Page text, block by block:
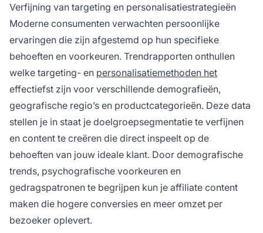
Verfijning van targeting en personalisatiestrategieën
Moderne consumenten verwachten persoonlijke
ervaringen die zijn afgestemd op hun specifieke
behoeften en voorkeuren. Trendrapporten onthullen
welke targeting- en personalisatiemethoden het
effectiefst zijn voor verschillende demografieën,
geografische regio’s en productcategorieën. Deze data
stellen je in staat je doelgroepsegmentatie te verfijnen
en content te creëren die direct inspeelt op de
behoeften van jouw ideale klant. Door demografische
trends, psychografische voorkeuren en
gedragspatronen te begrijpen kun je affiliate content
maken die hogere conversies en meer omzet per
bezoeker oplevert.